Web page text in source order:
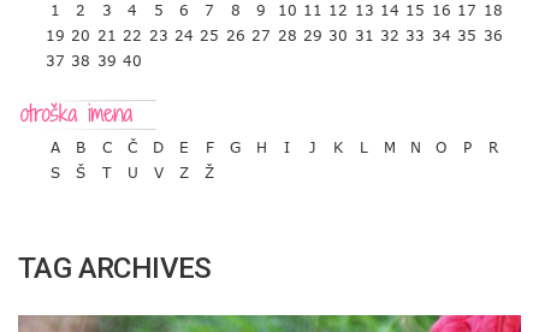
1 2 3 4 5 6 7 8 9 10 11 12 13 14 15 16 17 18
19 20 21 22 23 24 25 26 27 28 29 30 31 32 33 34 35 36
37 38 39 40
A B C Č D E F G H I J K L M N O P
R
S
Š T U V Z Ž
TAG ARCHIVES